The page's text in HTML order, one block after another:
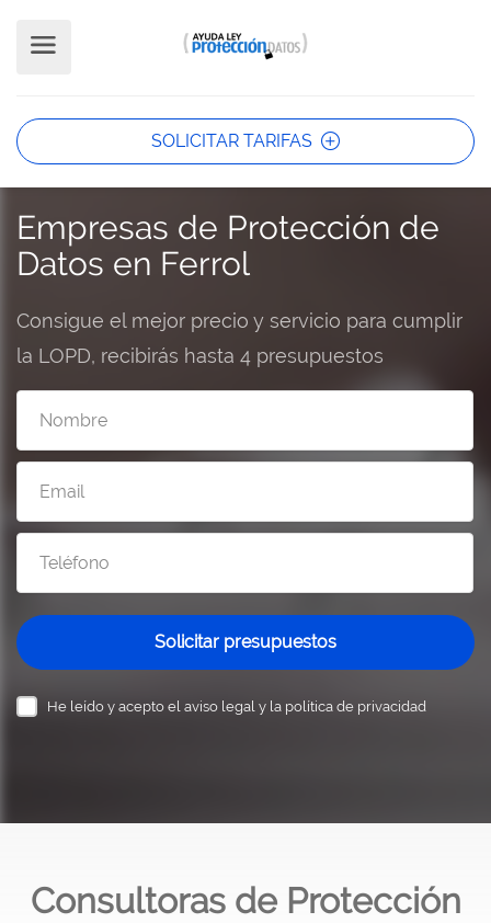
SOLICITAR TARIFAS
Empresas de Protección de
Datos en Ferrol
Consigue el mejor precio y servicio para cumplir
la LOPD, recibirás hasta 4 presupuestos
Solicitar presupuestos
He leído y acepto el aviso legal y la política de privacidad
Consultoras de Protección